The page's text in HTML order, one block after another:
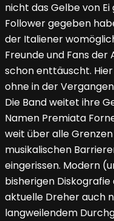
nicht das Gelbe von
Follower gegeben
der Italiener
Freunde und Fans
schon enttäuscht.
ohne in der
Die Band weitet ihre
Namen Premiata
weit über alle
musikalischen
eingerissen. Modern
bisherigen
aktuelle Dreher auch
langweilendem